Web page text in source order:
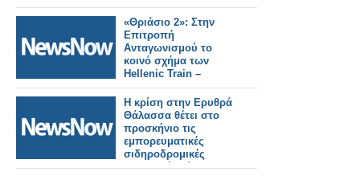
«Θριάσιο 2»: Στην
Επιτροπή
Ανταγωνισμού το
κοινό σχήμα των
Hellenic Train –
DAMCO για το
logistics center
Η κρίση στην Ερυθρά
Θάλασσα θέτει στο
προσκήνιο τις
εμπορευματικές
σιδηροδρομικές
μεταφορές Κίνας-